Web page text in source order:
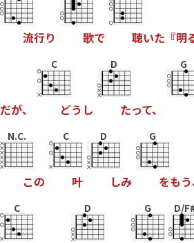
流行り 歌で 聴いた 『明
だが、
C
どう し
D
たって、
G
N.C.
この
C
叶
D
しみ
G
をもう
C D G D/